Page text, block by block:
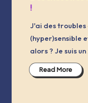
!
J'ai des troubles
(hyper)sensible
alors ? Je suis
Read More